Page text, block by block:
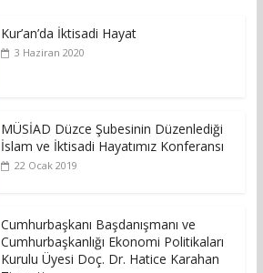
Kur’an’da İktisadi Hayat
3 Haziran 2020
MÜSİAD Düzce Şubesinin Düzenlediği
İslam ve İktisadi Hayatımız Konferansı
22 Ocak 2019
Cumhurbaşkanı Başdanışmanı ve
Cumhurbaşkanlığı Ekonomi Politikaları
Kurulu Üyesi Doç. Dr. Hatice Karahan